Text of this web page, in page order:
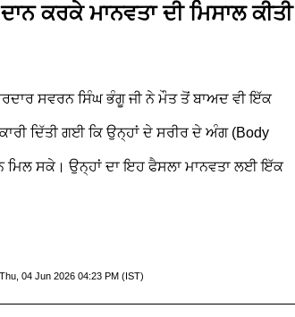
ਕਰਕੇ ਮਾਨਵਤਾ ਦੀ ਮਿਸਾਲ ਕੀਤੀ
ਸਵਰਨ ਸਿੰਘ ਭੰਗੂ ਜੀ ਨੇ ਮੌਤ ਤੋਂ ਬਾਅਦ ਵੀ ਇੱਕ
ਦਿੱਤੀ ਗਈ ਕਿ ਉਨ੍ਹਾਂ ਦੇ ਸਰੀਰ ਦੇ ਅੰਗ (Body
ਮਿਲ ਸਕੇ। ਉਨ੍ਹਾਂ ਦਾ ਇਹ ਫੈਸਲਾ ਮਾਨਵਤਾ ਲਈ ਇੱਕ
Thu, 04 Jun 2026 04:23 PM (IST)